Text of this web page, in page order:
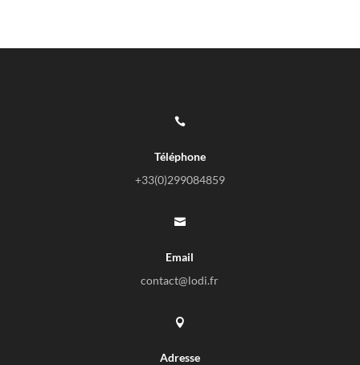

Téléphone
+33(0)299084859

Email
contact@lodi.fr

Adresse